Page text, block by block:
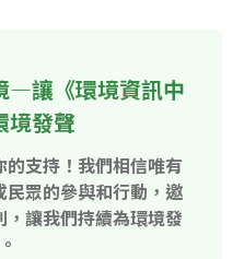
—讓《環境資訊中
境發聲
的支持！我們相信唯有
眾的參與和行動，邀
讓我們持續為環境發